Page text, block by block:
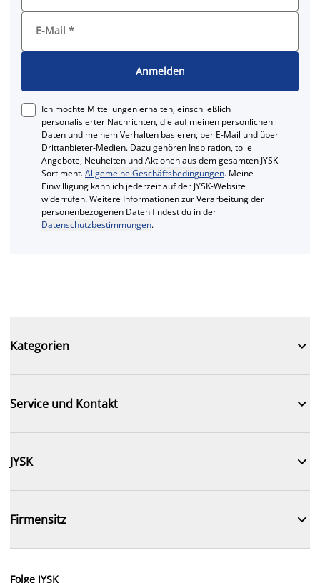
E-Mail *
Anmelden
Ich möchte Mitteilungen erhalten, einschließlich
personalisierter Nachrichten, die auf meinen persönlichen
Daten und meinem Verhalten basieren, per E-Mail und über
Drittanbieter-Medien. Dazu gehören Inspiration, tolle
Angebote, Neuheiten und Aktionen aus dem gesamten JYSK-
Sortiment.Allgemeine Geschäftsbedingungen. Meine
Einwilligung kann ich jederzeit auf der JYSK-Website
widerrufen. Weitere Informationen zur Verarbeitung der
personenbezogenen Daten findest du in der
Datenschutzbestimmungen.
Kategorien 
Service und Kontakt 
JYSK 
Firmensitz 
Folge JYSK